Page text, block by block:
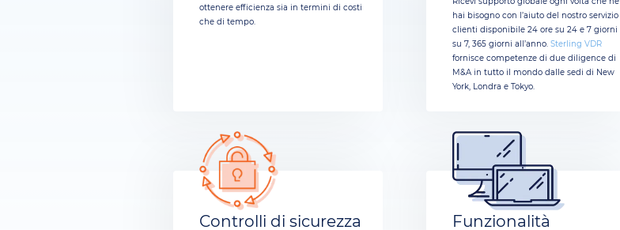
ottenere efficienza sia in termini di costi
che di tempo.
hai bisogno con l’aiuto del nostro servizio
clienti disponibile 24 ore su 24 e 7 giorni
su 7, 365 giorni all’anno.Sterling VDR
fornisce competenze di due diligence di
M&A in tutto il mondo dalle sedi di New
York, Londra e Tokyo.
Controlli di sicurezza
Funzionalità